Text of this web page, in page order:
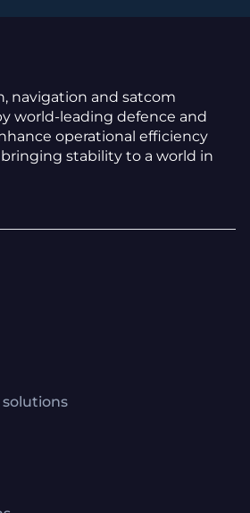
navigation and satcom
world-leading defence and
operational efficiency
stability to a world in